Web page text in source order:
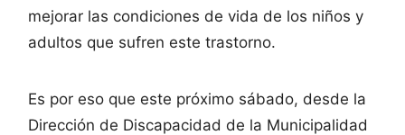
mejorar las condiciones de vida de los niños y
adultos que sufren este trastorno.
Es por eso que este próximo sábado, desde la
Dirección de Discapacidad de la Municipalidad